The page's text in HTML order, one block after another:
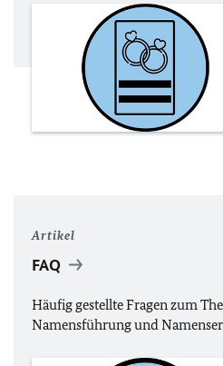
Artikel
FAQ
Häufig gestellte Fragen zum
Namensführung und